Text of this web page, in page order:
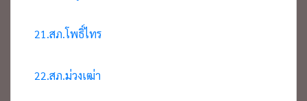
21.สภ.โพธิ์ไทร
22.สภ.ม่วงเฒ่า